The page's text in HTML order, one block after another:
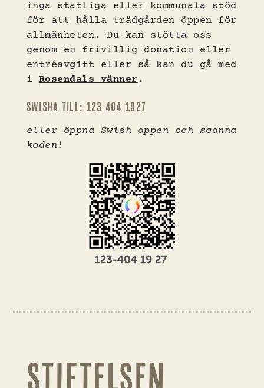
inga statliga eller kommunala stöd
för att hålla trädgården öppen för
allmänheten. Du kan stötta oss
genom en frivillig donation eller
entréavgift eller så kan du gå med
iRosendals vänner.
Swisha till: 123 404 1927
eller öppna Swish appen och scanna
koden!
STIFTELSEN